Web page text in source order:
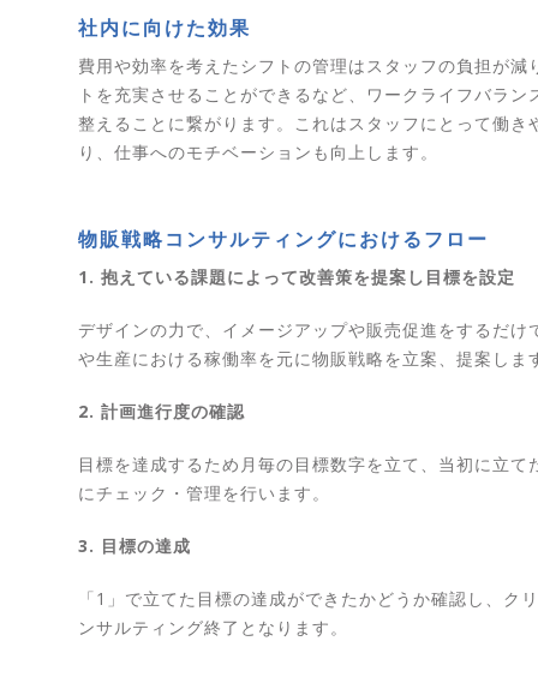
社内に向けた効果
費用や効率を考えたシフトの管理はスタッフの負担が減
トを充実させることができるなど、ワークライフバラン
整えることに繋がります。これはスタッフにとって働き
り、仕事へのモチベーションも向上します。
物販戦略コンサルティングにおけるフロー
1. 抱えている課題によって改善策を提案し目標を設定
デザインの力で、イメージアップや販売促進をするだけ
や生産における稼働率を元に物販戦略を立案、提案しま
2. 計画進行度の確認
目標を達成するため月毎の目標数字を立て、当初に立て
にチェック・管理を行います。
3. 目標の達成
「1」で立てた目標の達成ができたかどうか確認し、ク
ンサルティング終了となります。